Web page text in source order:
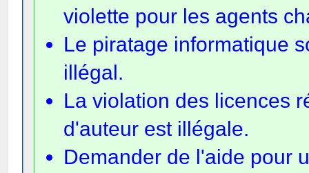
violette pour les agents
Le piratage informatique
illégal.
La violation des licences
d'auteur est illégale.
Demander de l'aide pour